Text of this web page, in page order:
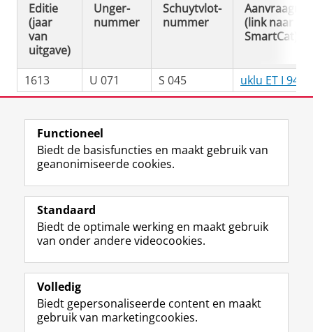
Editie
(jaar
van
uitgave)
Unger-
nummer
Schuytvlot-
nummer
(link naar
SmartCat)
1613 U 071 S 045 uklu ET I 94
Laatst gewijzigd: 12 juni 2025 13:39
Volg ons op
M
a
t
o
o
r
o
I
n
t
r
-
De UB voor medewerkers
Praktisch
Over de UB
Functioneel
Biedt de basisfuncties en maakt gebruik van
geanonimiseerde cookies.
Standaard
Biedt de optimale werking en maakt gebruik
van onder andere videocookies.
Volledig
Biedt gepersonaliseerde content en maakt
gebruik van marketingcookies.